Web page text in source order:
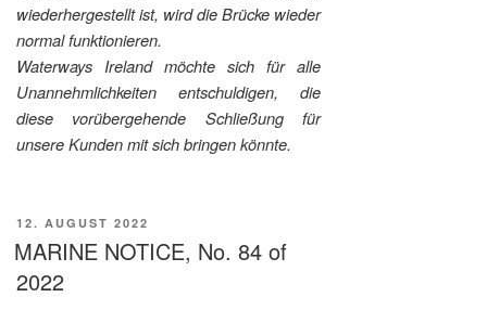
wiederhergestellt ist, wird die Brücke wieder
normal funktionieren.
Waterways Ireland möchte sich für alle
Unannehmlichkeiten entschuldigen, die
diese vorübergehende Schließung für
unsere Kunden mit sich bringen könnte.
VERÖFFENTLICHT
AM
12. AUGUST 2022
MARINE NOTICE, No. 84 of
2022